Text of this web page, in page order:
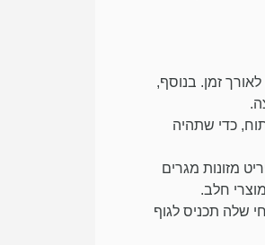
זמן. בנוסף,
כדי שתהיה
מזונות מגרים
חלב.
שלה תכניס לגוף